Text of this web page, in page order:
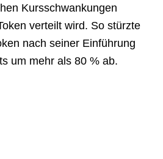
Kursschwankungen
verteilt wird. So stürzte
nach seiner Einführung
um mehr als 80 % ab.